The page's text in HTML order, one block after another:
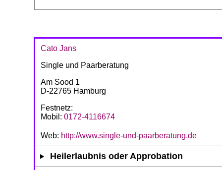
Cato Jans
Single und Paarberatung
Am Sood 1
D-22765 Hamburg
Festnetz:
Mobil: 0172-4116674
Web: http://www.single-und-paarberatung.de
Heilerlaubnis oder Approbation